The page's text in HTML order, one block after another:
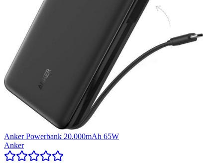
Anker Powerbank 20.000mAh 65W
Anker